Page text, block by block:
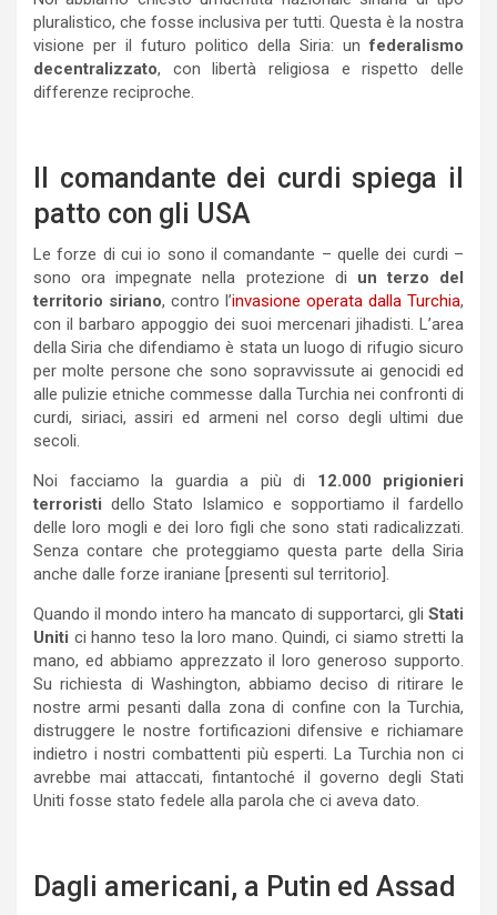
pluralistico, che fosse inclusiva per tutti. Questa è la nostra
visione per il futuro politico della Siria: unfederalismo
decentralizzato, con libertà religiosa e rispetto delle
differenze reciproche.
Il comandante dei curdi spiega il
patto con gli USA
Le forze di cui io sono il comandante – quelle dei curdi –
sono ora impegnate nella protezione di un terzo del
territorio siriano, contro l’invasione operata dalla Turchia,
con il barbaro appoggio dei suoi mercenari jihadisti. L’area
della Siria che difendiamo è stata un luogo di rifugio sicuro
per molte persone che sono sopravvissute ai genocidi ed
alle pulizie etniche commesse dalla Turchia nei confronti di
curdi, siriaci, assiri ed armeni nel corso degli ultimi due
secoli.
Noi facciamo la guardia a più di 12.000 prigionieri
terroristi dello Stato Islamico e sopportiamo il fardello
delle loro mogli e dei loro figli che sono stati radicalizzati.
Senza contare che proteggiamo questa parte della Siria
anche dalle forze iraniane [presenti sul territorio].
Quando il mondo intero ha mancato di supportarci, gli Stati
Uniti ci hanno teso la loro mano. Quindi, ci siamo stretti la
mano, ed abbiamo apprezzato il loro generoso supporto.
Su richiesta di Washington, abbiamo deciso di ritirare le
nostre armi pesanti dalla zona di confine con la Turchia,
distruggere le nostre fortificazioni difensive e richiamare
indietro i nostri combattenti più esperti. La Turchia non ci
avrebbe mai attaccati, fintantoché il governo degli Stati
Uniti fosse stato fedele alla parola che ci aveva dato.
Dagli americani, a Putin ed Assad